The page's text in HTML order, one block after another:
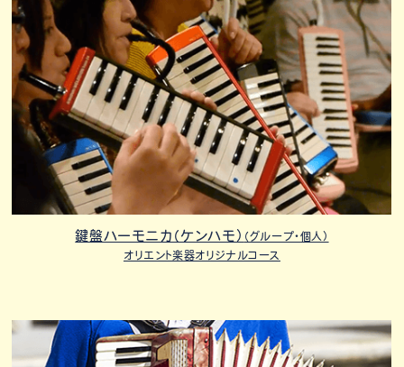
鍵盤ハーモニカ（ケンハモ） （グループ・個人）
オリエント楽器オリジナルコース